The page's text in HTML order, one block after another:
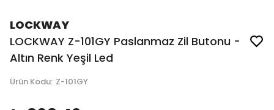
LOCKWAY
LOCKWAY Z-101GY Paslanmaz Zil Butonu -
Altın Renk Yeşil Led
Ürün Kodu: Z-101GY